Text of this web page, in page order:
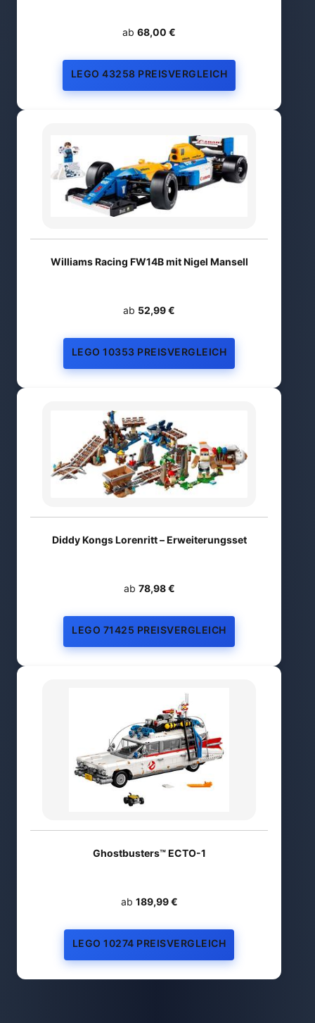
ab 68,00 €
LEGO 43258 PREISVERGLEICH
Williams Racing FW14B mit Nigel Mansell
ab 52,99 €
LEGO 10353 PREISVERGLEICH
Diddy Kongs Lorenritt – Erweiterungsset
ab 78,98 €
LEGO 71425 PREISVERGLEICH
Ghostbusters™ ECTO-1
ab 189,99 €
LEGO 10274 PREISVERGLEICH